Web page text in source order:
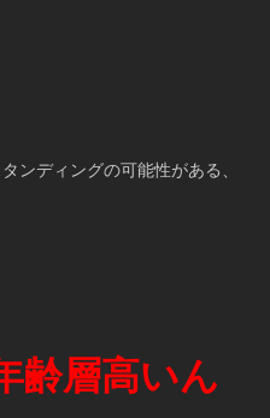
ンディングの可能性がある、
齢層高いん